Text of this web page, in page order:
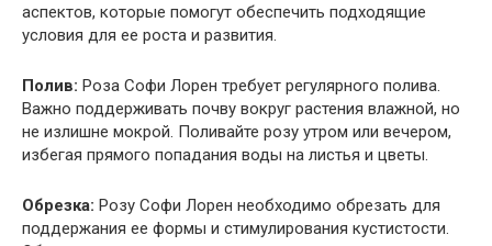
аспектов, которые помогут обеспечить подходящие
условия для ее роста и развития.
Полив: Роза Софи Лорен требует регулярного полива.
Важно поддерживать почву вокруг растения влажной, но
не излишне мокрой. Поливайте розу утром или вечером,
избегая прямого попадания воды на листья и цветы.
Обрезка: Розу Софи Лорен необходимо обрезать для
поддержания ее формы и стимулирования кустистости.